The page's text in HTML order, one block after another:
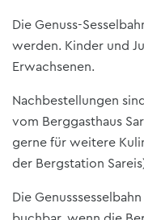
Die Genuss-
werden. Kinder und
Erwachsenen.
Nachbestellungen
vom Berggasthaus
gerne für weitere
der Bergstation
Die